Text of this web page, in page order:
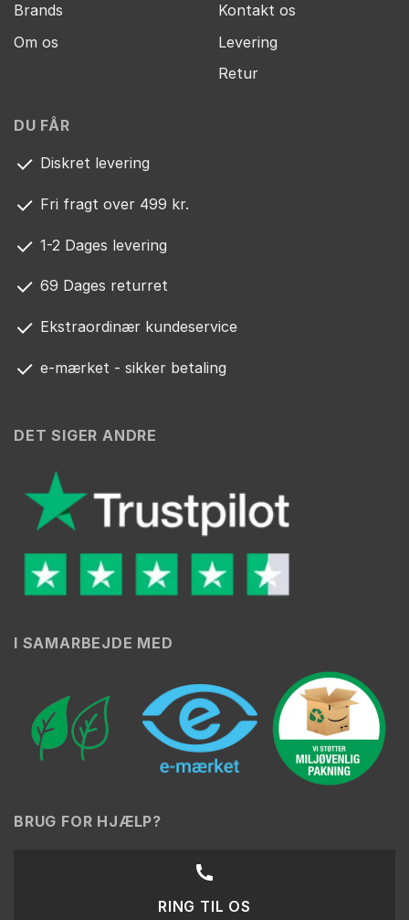
Brands
Om os
Kontakt os
Levering
Retur
DU FÅR
Diskret levering
Fri fragt over 499 kr.
1-2 Dages levering
69 Dages returret
Ekstraordinær kundeservice
e-mærket - sikker betaling
DET SIGER ANDRE
I SAMARBEJDE MED
BRUG FOR HJÆLP?
RING TIL OS